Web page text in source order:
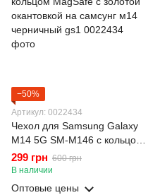
−50%
Артикул: 0022434
Чехол для Samsung Galaxy
M14 5G SM-M146 с кольцом
MagSafe с золотой
окантовкой на самсунг м14
черничный gs1
299 грн 600 грн
В наличии
Оптовые цены